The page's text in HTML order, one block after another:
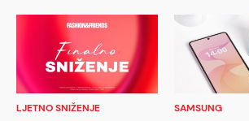
LJETNO SNIŽENJE SAMSUNG